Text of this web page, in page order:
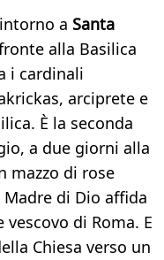
a Santa
alla Basilica
i cardinali
arciprete e
È la seconda
a due giorni alla
mazzo di rose
Madre di Dio affida
di Roma. E
Chiesa verso un